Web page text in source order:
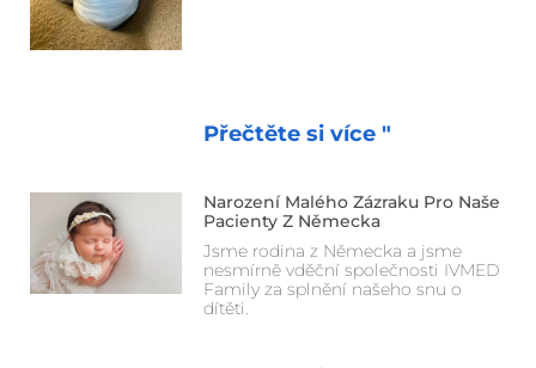
Přečtěte si více "
Narození Malého Zázraku Pro Naše
Pacienty Z Německa
Jsme rodina z Německa a jsme
nesmírně vděční společnosti IVMED
Family za splnění našeho snu o
dítěti.